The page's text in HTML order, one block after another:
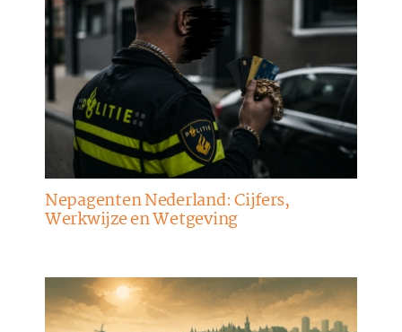
Nepagenten Nederland: Cijfers,
Werkwijze en Wetgeving